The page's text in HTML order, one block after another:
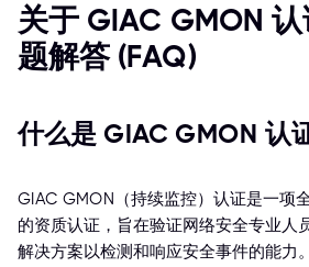
关于 GIAC GMON
题解答 (FAQ)
什么是 GIAC GMON 认
GIAC GMON（持续监控）认证是一项
的资质认证，旨在验证网络安全专业人
解决方案以检测和响应安全事件的能力